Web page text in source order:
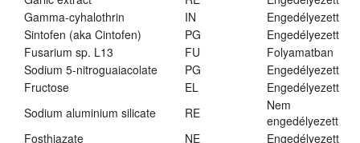
Gamma-cyhalothrin
IN
Engedélyezett
Sintofen (aka Cintofen)
PG
Engedélyezett
Fusarium sp. L13
FU
Folyamatban
Sodium 5-nitroguaiacolate
PG
Engedélyezett
Fructose
EL
Engedélyezett
Sodium aluminium silicate
RE
Nem
engedélyezett
Fosthiazate
NE
Engedélyezett